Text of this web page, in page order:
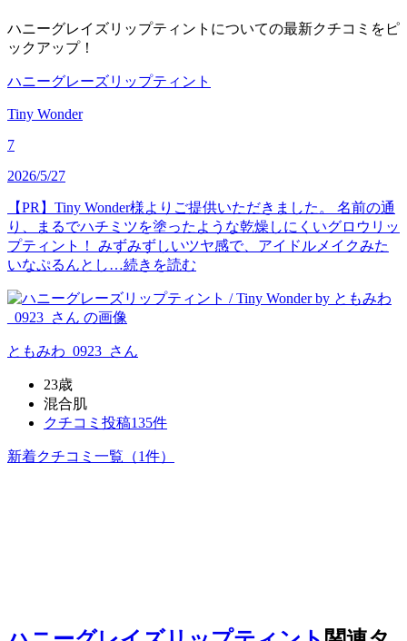
ハニーグレイズリップティントについての最新クチコミをピ
ックアップ！
ハニーグレーズリップティント
Tiny Wonder
7
2026/5/27
【PR】Tiny Wonder様よりご提供いただきました。 名前の通
り、まるでハチミツを塗ったような乾燥しにくいグロウリッ
プティント！ みずみずしいツヤ感で、アイドルメイクみた
いなぷるんとし…続きを読む
ともみわ_0923_ さん
23歳
混合肌
クチコミ投稿135件
新着クチコミ一覧 （1件）